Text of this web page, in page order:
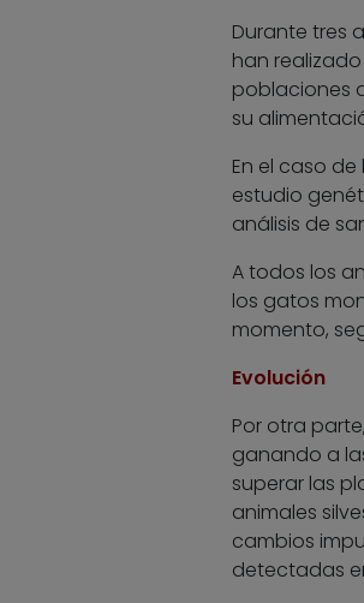
Durante tres
han
poblaciones
su
En el caso
estudio
análisis de
A todos los
los gatos
momento,
Evolución
Por otra
ganando a
superar las
animales
cambios
detectadas